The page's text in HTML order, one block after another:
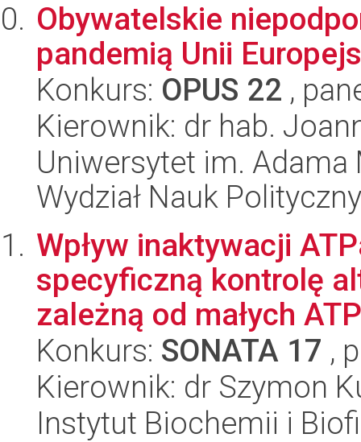
Obywatelskie
pandemią Unii
Konkurs: OPUS 22 ,
Kierownik: dr hab.
Uniwersytet im.
Wydział Nauk
Wpływ inaktywacji
specyficzną kontrolę
zależną od małych
Konkurs: SONATA 17 ,
Kierownik: dr Szymon
Instytut Biochemii i